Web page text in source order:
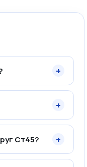
+
+
Ст45? +